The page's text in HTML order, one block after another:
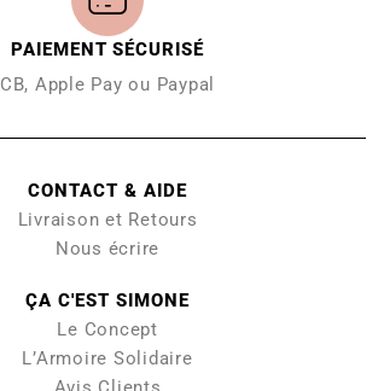
PAIEMENT SÉCURISÉ
CB, Apple Pay ou Paypal
CONTACT & AIDE
Livraison et Retours
Nous écrire
ÇA C'EST SIMONE
Le Concept
L’Armoire Solidaire